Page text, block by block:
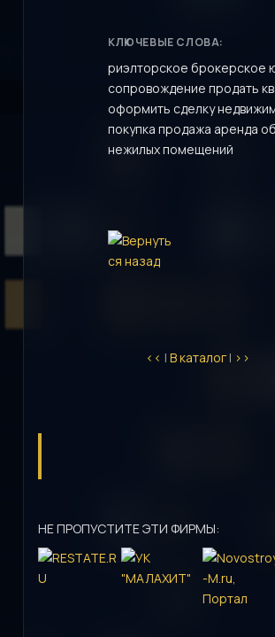
КЛЮЧЕВЫЕ СЛОВА:
риэлторское брокерское
сопровождение продать
оформить сделку
покупка продажа аренда
нежилых помещений
<< | В каталог | >>
НЕ ПРОПУСТИТЕ ЭТИ ФИРМЫ: